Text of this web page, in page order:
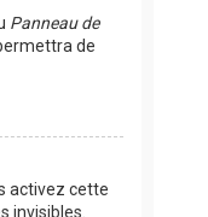
Panneau de
de
activez cette
invisibles.